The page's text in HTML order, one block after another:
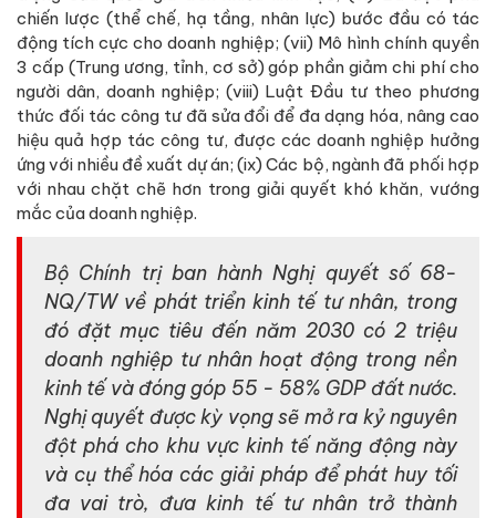
chiến lược (thể chế, hạ tầng, nhân lực) bước đầu có tác
động tích cực cho doanh nghiệp; (vii) Mô hình chính quyền
3 cấp (Trung ương, tỉnh, cơ sở) góp phần giảm chi phí cho
người dân, doanh nghiệp; (viii) Luật Đầu tư theo phương
thức đối tác công tư đã sửa đổi để đa dạng hóa, nâng cao
hiệu quả hợp tác công tư, được các doanh nghiệp hưởng
ứng với nhiều đề xuất dự án; (ix) Các bộ, ngành đã phối hợp
với nhau chặt chẽ hơn trong giải quyết khó khăn, vướng
mắc của doanh nghiệp.
Bộ Chính trị ban hành Nghị quyết số 68-
NQ/TW về phát triển kinh tế tư nhân, trong
đó đặt mục tiêu đến năm 2030 có 2 triệu
doanh nghiệp tư nhân hoạt động trong nền
kinh tế và đóng góp 55 - 58% GDP đất nước.
Nghị quyết được kỳ vọng sẽ mở ra kỷ nguyên
đột phá cho khu vực kinh tế năng động này
và cụ thể hóa các giải pháp để phát huy tối
đa vai trò, đưa kinh tế tư nhân trở thành